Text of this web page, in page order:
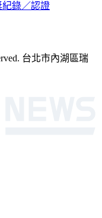
紀錄／認證
台北市內湖區瑞